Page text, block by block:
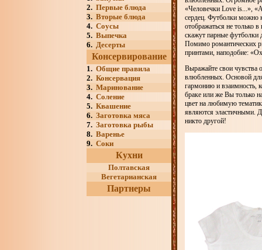
2. Первые блюда
3. Вторые блюда
4. Соусы
5. Выпечка
6. Десерты
Консервирование
1. Общие правила
2. Консервация
3. Маринование
4. Соление
5. Квашение
6. Заготовка мяса
7. Заготовка рыбы
8. Варенье
9. Соки
Кухни
Полтавская
Вегетарианская
Партнеры
«Человечки Love is...»,
сердец. Футболки можно
отображаться не только
скажут парные футболки
Помимо романтических
принтами, наподобие:
Выражайте свои чувства
влюбленных. Основой для
гармонию и взаимность,
браке или же Вы только
цвет на любимую
являются эластичными.
никто другой!